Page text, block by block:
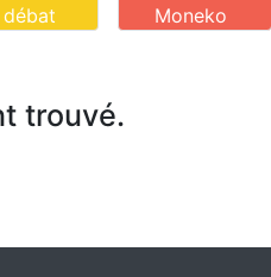
débat
Moneko
trouvé.